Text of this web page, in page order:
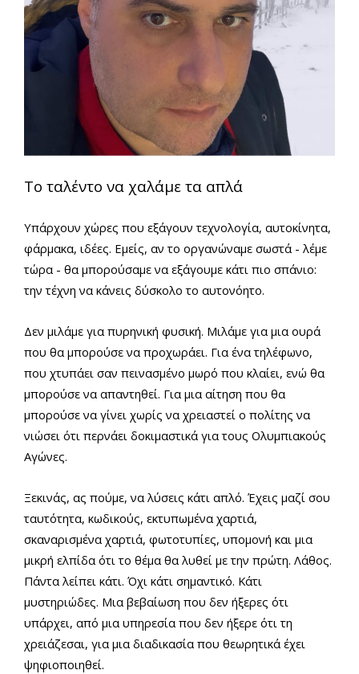
Το ταλέντο να χαλάμε τα απλά
Υπάρχουν χώρες που εξάγουν τεχνολογία, αυτοκίνητα,
φάρμακα, ιδέες. Εμείς, αν το οργανώναμε σωστά - λέμε
τώρα - θα μπορούσαμε να εξάγουμε κάτι πιο σπάνιο:
την τέχνη να κάνεις δύσκολο το αυτονόητο.
Δεν μιλάμε για πυρηνική φυσική. Μιλάμε για μια ουρά
που θα μπορούσε να προχωράει. Για ένα τηλέφωνο,
που χτυπάει σαν πεινασμένο μωρό που κλαίει, ενώ θα
μπορούσε να απαντηθεί. Για μια αίτηση που θα
μπορούσε να γίνει χωρίς να χρειαστεί ο πολίτης να
νιώσει ότι περνάει δοκιμαστικά για τους Ολυμπιακούς
Αγώνες.
Ξεκινάς, ας πούμε, να λύσεις κάτι απλό. Έχεις μαζί σου
ταυτότητα, κωδικούς, εκτυπωμένα χαρτιά,
σκαναρισμένα χαρτιά, φωτοτυπίες, υπομονή και μια
μικρή ελπίδα ότι το θέμα θα λυθεί με την πρώτη. Λάθος.
Πάντα λείπει κάτι. Όχι κάτι σημαντικό. Κάτι
μυστηριώδες. Μια βεβαίωση που δεν ήξερες ότι
υπάρχει, από μια υπηρεσία που δεν ήξερε ότι τη
χρειάζεσαι, για μια διαδικασία που θεωρητικά έχει
ψηφιοποιηθεί.